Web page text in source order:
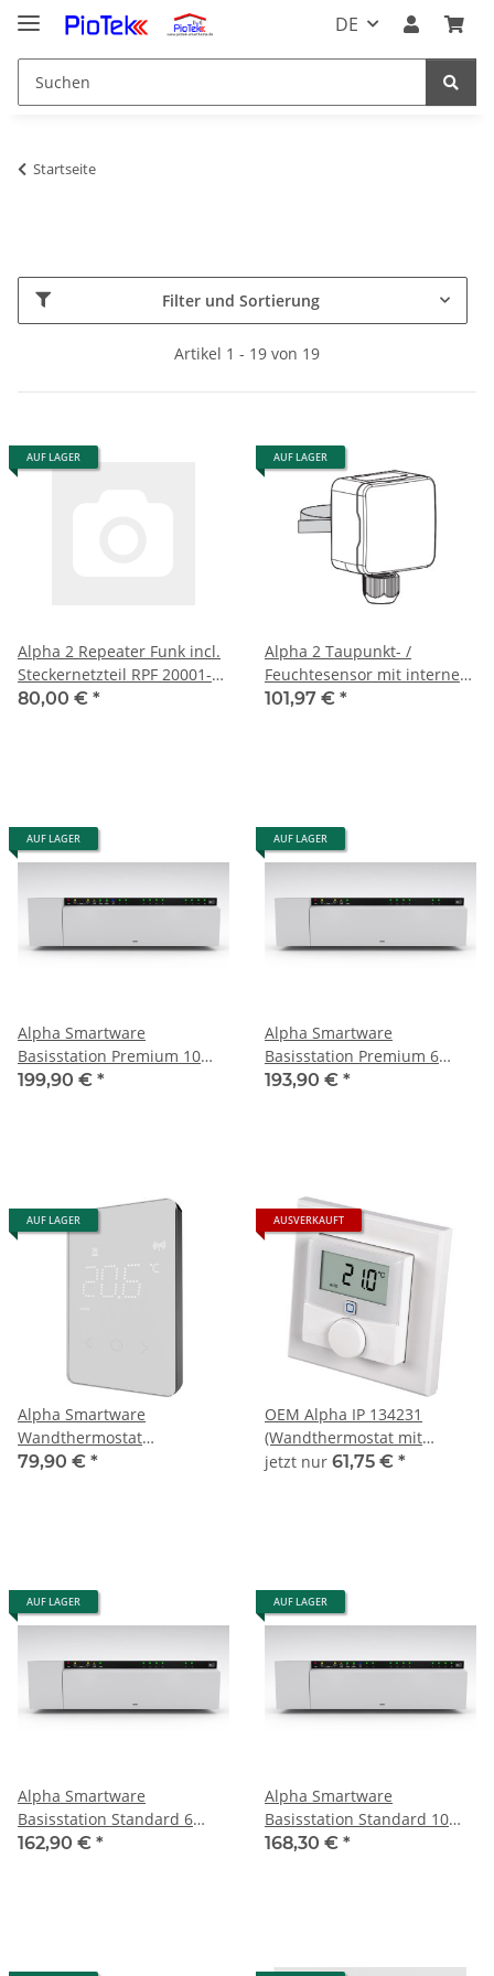
DE
Startseite
Filter und Sortierung
Artikel 1 - 19 von 19
AUF LAGER
Alpha 2 Repeater Funk incl.
Steckernetzteil RPF 20001-
00N1
80,00 € *
AUF LAGER
Alpha 2 Taupunkt- /
Feuchtesensor mit internem
Sensor
101,97 € *
AUF LAGER
Alpha Smartware
Basisstation Premium 10
Zonen 230V BSS 21101-10N2
199,90 € *
AUF LAGER
Alpha Smartware
Basisstation Premium 6
Zonen 230V BSS 21101-06N2
193,90 € *
AUF LAGER
Alpha Smartware
Wandthermostat
Raumbediengerät LED RLDS
79,90 € *
AUSVERKAUFT
OEM Alpha IP 134231
(Wandthermostat mit
Schaltausgang voll
jetzt nur 61,75 € *
AUF LAGER
Alpha Smartware
Basisstation Standard 6
Zonen 230V BSS 21001-06N2
162,90 € *
AUF LAGER
Alpha Smartware
Basisstation Standard 10
Zonen 230V BSS 21001-10N2
168,30 € *